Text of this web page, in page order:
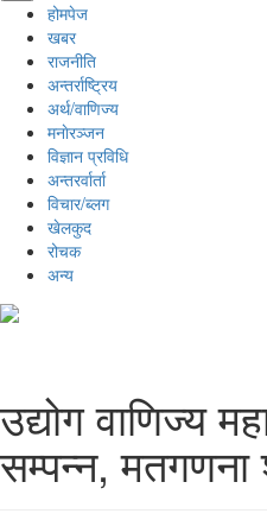
होमपेज
खबर
राजनीति
अन्तर्राष्ट्रिय
अर्थ/वाणिज्य
मनाेरञ्जन
विज्ञान प्रविधि
अन्तरर्वार्ता
विचार/ब्लग
खेलकुद
रोचक
अन्य
उद्योग वाणिज्य
सम्पन्न,